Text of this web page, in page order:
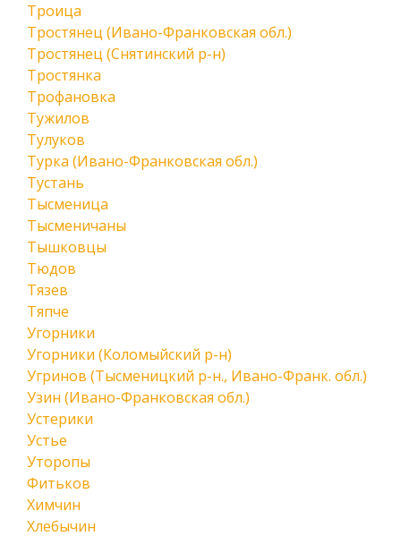
Троица
Тростянец (Ивано-Франковская обл.)
Тростянец (Снятинский р-н)
Тростянка
Трофановка
Тужилов
Тулуков
Турка (Ивано-Франковская обл.)
Тустань
Тысменица
Тысменичаны
Тышковцы
Тюдов
Тязев
Тяпче
Угорники
Угорники (Коломыйский р-н)
Угринов (Тысменицкий р-н., Ивано-Франк. обл.)
Узин (Ивано-Франковская обл.)
Устерики
Устье
Уторопы
Фитьков
Химчин
Хлебычин